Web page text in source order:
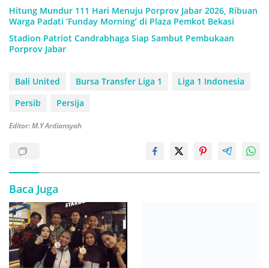
Hitung Mundur 111 Hari Menuju Porprov Jabar 2026, Ribuan
Warga Padati ‘Funday Morning’ di Plaza Pemkot Bekasi
Stadion Patriot Candrabhaga Siap Sambut Pembukaan
Porprov Jabar
Bali United Bursa Transfer Liga 1
Liga 1 Indonesia
Persib
Persija
Editor: M.Y Ardiansyah
Baca Juga